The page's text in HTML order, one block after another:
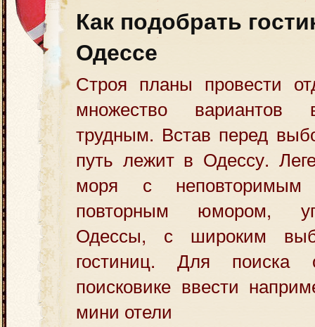
Как подобрать
Одессе
Строя планы провести
множество вариантов
трудным. Встав перед
путь лежит в Одессу.
моря с неповторимым
повторным юмором,
Одессы, с широким
гостиниц. Для
поисковике ввести
мини отели